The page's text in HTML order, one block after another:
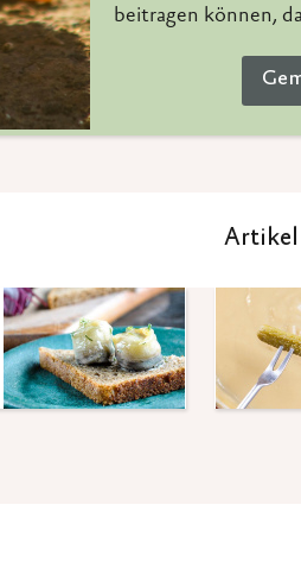
beitragen können,
Artikel